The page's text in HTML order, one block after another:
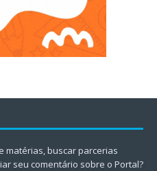
matérias, buscar parcerias
seu comentário sobre o Portal?